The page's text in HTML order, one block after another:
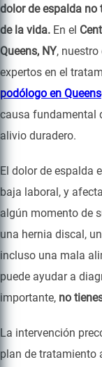
dolor de espalda
de la vida. En el
Queens, NY,
expertos en el
podólogo en Queens
causa fundamental
alivio duradero.
El dolor de espalda
baja laboral, y
algún momento de
una hernia discal,
incluso una mala
puede ayudar a
importante, no
La intervención
plan de tratamiento